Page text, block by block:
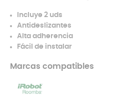
Incluye 2 uds
Antideslizantes
Alta adherencia
Fácil de instalar
Marcas compatibles